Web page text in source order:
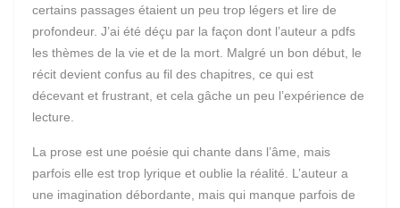
certains passages étaient un peu trop légers et lire de
profondeur. J’ai été déçu par la façon dont l’auteur a pdfs
les thèmes de la vie et de la mort. Malgré un bon début, le
récit devient confus au fil des chapitres, ce qui est
décevant et frustrant, et cela gâche un peu l’expérience de
lecture.
La prose est une poésie qui chante dans l’âme, mais
parfois elle est trop lyrique et oublie la réalité. L’auteur a
une imagination débordante, mais qui manque parfois de